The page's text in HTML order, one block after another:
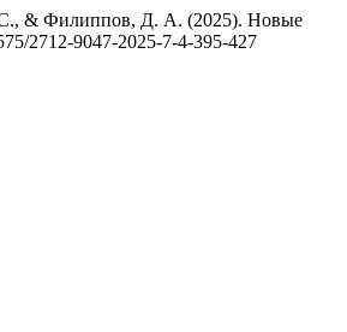
& Филиппов, Д. А. (2025). Новые
2712-9047-2025-7-4-395-427